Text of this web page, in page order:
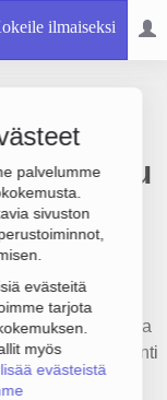
ilmaiseksi
palvelumme
sivuston
evästeitä
tarjota
myös
evästeistä
on 400
5. Sen päätoimiala
1978 ja sijainti
(OY).